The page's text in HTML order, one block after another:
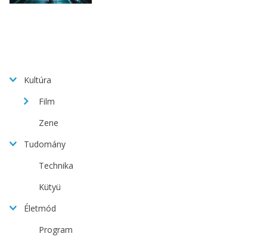
Kultúra
Film
Zene
Tudomány
Technika
Kütyü
Életmód
Program